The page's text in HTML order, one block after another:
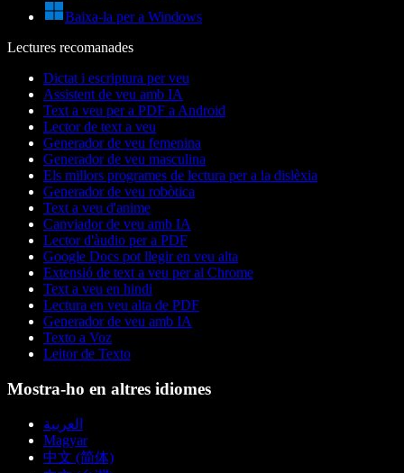
Baixa-la per a Windows
Lectures recomanades
Dictat i escriptura per veu
Assistent de veu amb IA
Text a veu per a PDF a Android
Lector de text a veu
Generador de veu femenina
Generador de veu masculina
Els millors programes de lectura per a la dislèxia
Generador de veu robòtica
Text a veu d'anime
Canviador de veu amb IA
Lector d'àudio per a PDF
Google Docs pot llegir en veu alta
Extensió de text a veu per al Chrome
Text a veu en hindi
Lectura en veu alta de PDF
Generador de veu amb IA
Texto a Voz
Leitor de Texto
Mostra-ho en altres idiomes
العربية
Magyar
中文 (简体)